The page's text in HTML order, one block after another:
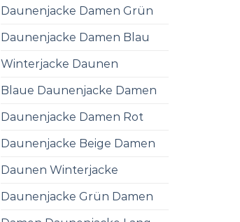
Daunenjacke Damen Grün
Daunenjacke Damen Blau
Winterjacke Daunen
Blaue Daunenjacke Damen
Daunenjacke Damen Rot
Daunenjacke Beige Damen
Daunen Winterjacke
Daunenjacke Grün Damen